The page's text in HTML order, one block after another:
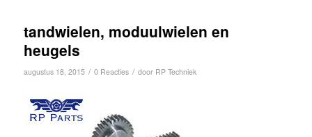
tandwielen, moduulwielen en
heugels
augustus 18, 2015 / 0 Reacties / door RP Techniek